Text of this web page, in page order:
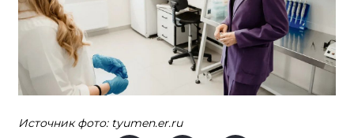
Источник фото: tyumen.er.ru